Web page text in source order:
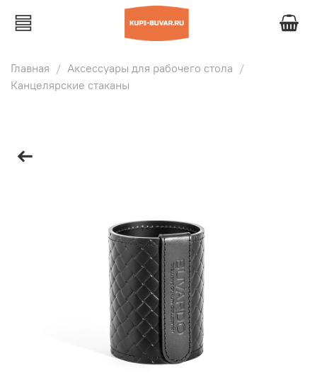
Главная
Аксессуары для рабочего стола
Канцелярские стаканы